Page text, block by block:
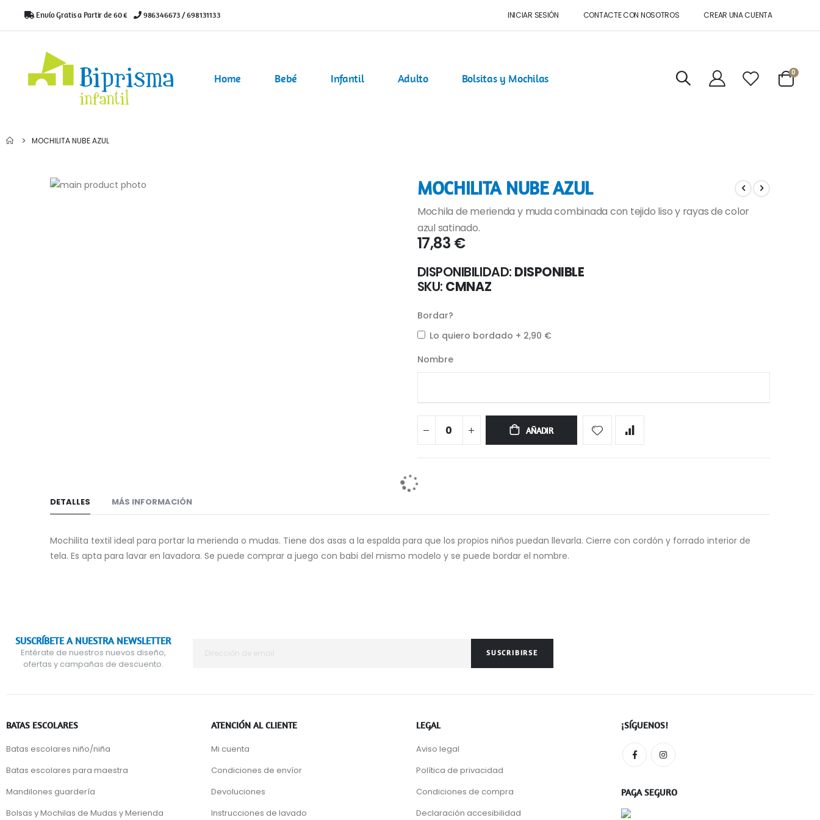
Envío Gratis a Partir de 60 € 986346673 / 698131133 INICIAR SESIÓN CONTACTE CON NOSOTROS CREAR UNA CUENTA
Home Bebé Infantil Adulto Bolsitas y Mochilas
Cart
0
MOCHILITA NUBE AZUL
Saltar
MOCHILITA NUBE AZUL
Mochila de merienda y muda combinada con tejido liso y rayas de color
azul satinado.
17,83 €
DISPONIBILIDAD: DISPONIBLE
SKU CMNAZ
Bordar?
Lo quiero bordado + 2,90 €
Nombre
AÑADIR
DETALLES
Mochilita textil ideal para portar la merienda o mudas. Tiene dos asas a la espalda para que los propios niños puedan llevarla. Cierre con cordón y forrado interior de
tela. Es apta para lavar en lavadora. Se puede comprar a juego con babi del mismo modelo y se puede bordar el nombre.
MÁS INFORMACIÓN
SUSCRÍBETE A NUESTRA NEWSLETTER
Entérate de nuestros nuevos diseño,
ofertas y campañas de descuento.
SUSCRIBIRSE
BATAS ESCOLARES
Batas escolares niño/niña
Batas escolares para maestra
Mandilones guardería
Bolsas y Mochilas de Mudas y Merienda
ATENCIÓN AL CLIENTE
Mi cuenta
Condiciones de envíor
Devoluciones
Instrucciones de lavado
LEGAL
Aviso legal
Política de privacidad
Condiciones de compra
Declaración accesibilidad
¡SÍGUENOS!
PAGA SEGURO